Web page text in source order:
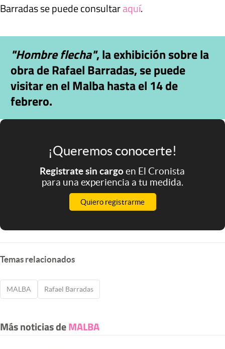
Barradas se puede consultaraquí.
"Hombre flecha", la exhibición sobre la
obra de Rafael Barradas, se puede
visitar en el Malba hasta el 14 de
febrero.
¡Queremos conocerte!
Registrate sin cargoen El Cronista
para una experiencia a tu medida.
Quiero registrarme
Temas relacionados
MALBA Rafael Barradas
Más noticias deMALBA